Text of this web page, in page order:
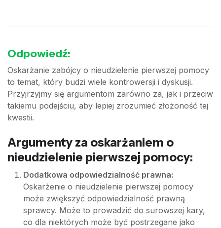
Odpowiedź:
Oskarżanie zabójcy o nieudzielenie pierwszej pomocy
to temat, który budzi wiele kontrowersji i dyskusji.
Przyjrzyjmy się argumentom zarówno za, jak i przeciw
takiemu podejściu, aby lepiej zrozumieć złożoność tej
kwestii.
Argumenty za oskarżaniem o
nieudzielenie pierwszej pomocy:
Dodatkowa odpowiedzialność prawna:
Oskarżenie o nieudzielenie pierwszej pomocy
może zwiększyć odpowiedzialność prawną
sprawcy. Może to prowadzić do surowszej kary,
co dla niektórych może być postrzegane jako